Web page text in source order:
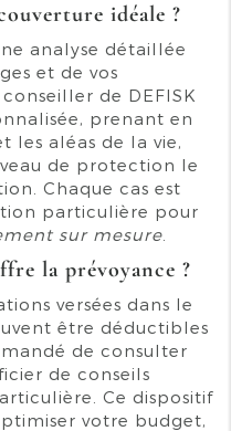
idéale ?
analyse détaillée
et de vos
de DEFISK
prenant en
les aléas de la vie,
de protection le
Chaque cas est
particulière pour
sur mesure
la prévoyance ?
versées dans le
être déductibles
de consulter
de conseils
Ce dispositif
votre budget,